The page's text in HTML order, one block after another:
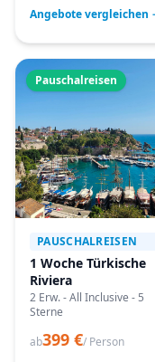
Angebote vergleichen
Pauschalreisen
PAUSCHALREISEN
1 Woche Türkische
Riviera
2 Erw. - All Inclusive - 5
Sterne
ab399 €/ Person